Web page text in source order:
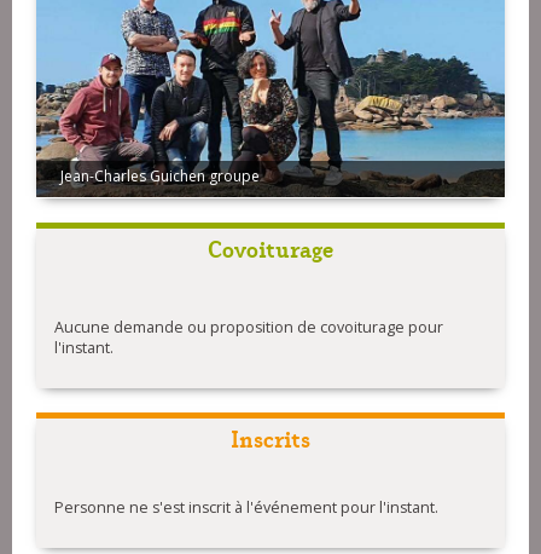
Jean-Charles Guichen groupe
Tristan GLOAGUEN
Covoiturage
Aucune demande ou proposition de covoiturage pour
l'instant.
Inscrits
Personne ne s'est inscrit à l'événement pour l'instant.